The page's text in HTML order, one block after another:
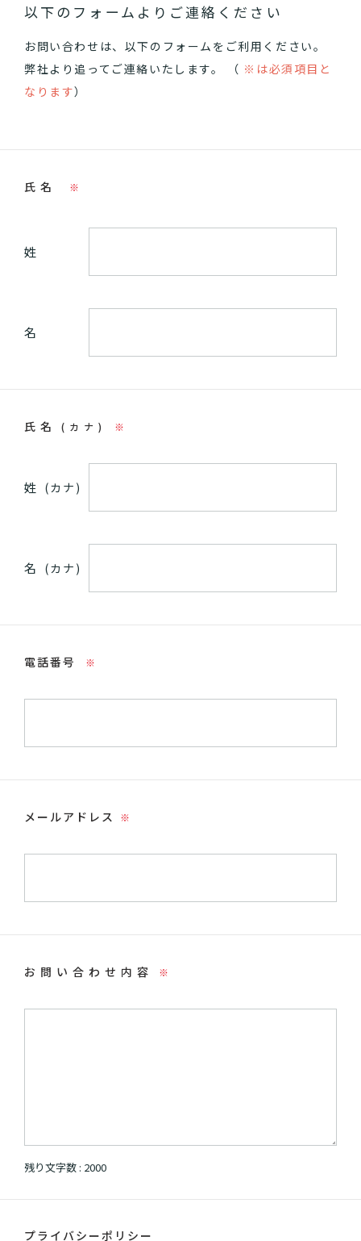
以下のフォームよりご連絡ください
お問い合わせは、以下のフォームをご利用ください。
弊社より追ってご連絡いたします。 （ ※は必須項目と
なります）
氏名 ※
姓
名
氏名(カナ) ※
姓 (カナ)
名 (カナ)
電話番号 ※
メールアドレス ※
お問い合わせ内容 ※
残り文字数 : 2000
プライバシーポリシー